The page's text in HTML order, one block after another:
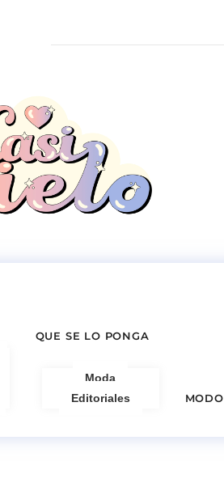
QUE SE LO PONGA
Moda
Editoriales